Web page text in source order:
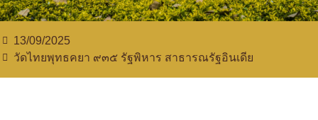
13/09/2025
วัดไทยพุทธคยา ๙๓๕​ รัฐพิหาร สาธารณรัฐอินเดีย